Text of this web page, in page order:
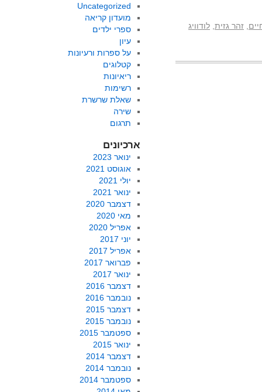
זהר גזית לודוויג
Uncategorized
מועדון קריאה
ספרי ילדים
עיון
על ספרות ורעיונות
קטלוגים
ריאיונות
רשימות
שאלת שרשרת
שירה
תרגום
ארכיונים
ינואר 2023
אוגוסט 2021
יולי 2021
ינואר 2021
דצמבר 2020
מאי 2020
אפריל 2020
יוני 2017
אפריל 2017
פברואר 2017
ינואר 2017
דצמבר 2016
נובמבר 2016
דצמבר 2015
נובמבר 2015
ספטמבר 2015
ינואר 2015
דצמבר 2014
נובמבר 2014
ספטמבר 2014